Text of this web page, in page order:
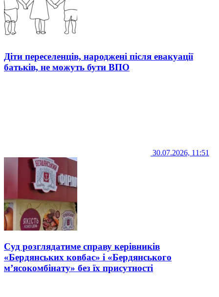
Діти переселенців, народжені після евакуації
батьків, не можуть бути ВПО
30.07.2026, 11:51
Суд розглядатиме справу керівників
«Бердянських ковбас» і «Бердянського
м’ясокомбінату» без їх присутності